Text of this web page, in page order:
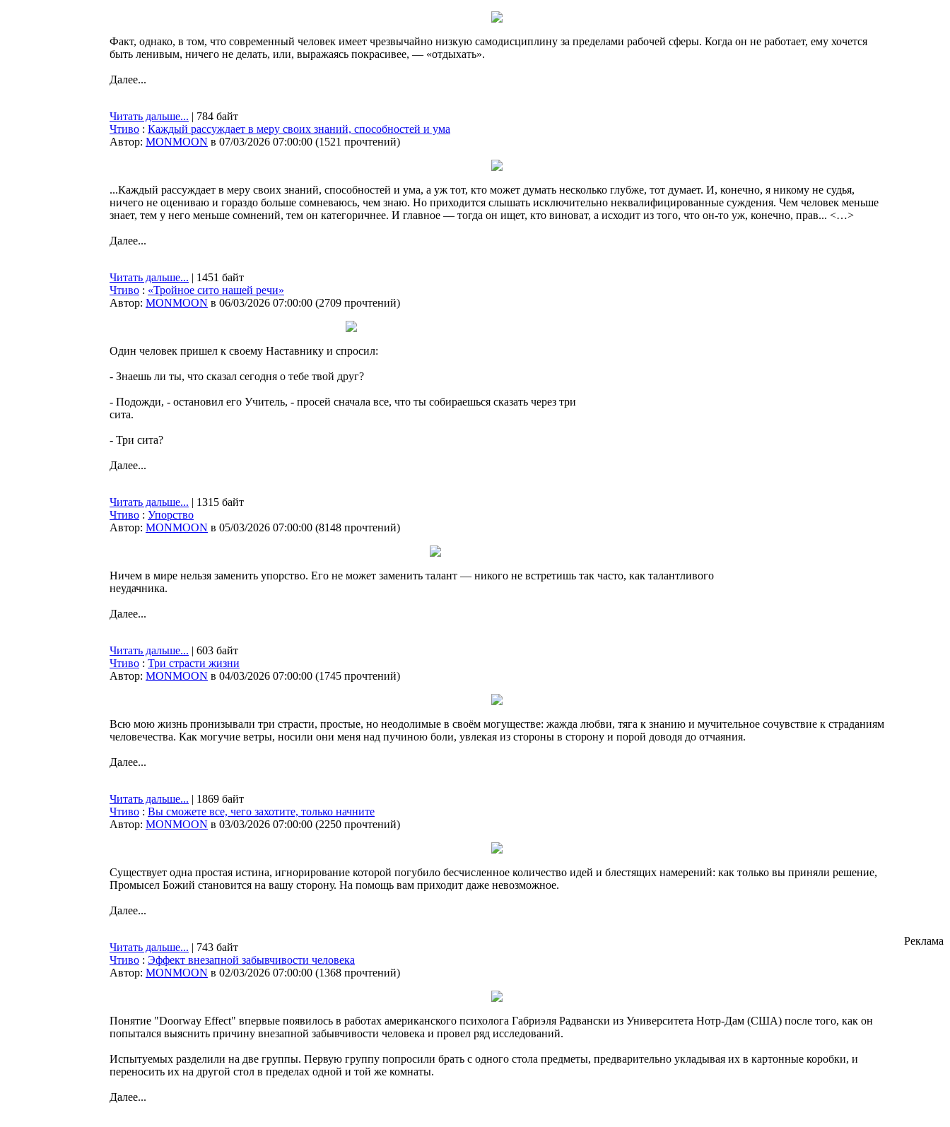
Факт, однако, в том, что современный человек имеет чрезвычайно низкую самодисциплину за пределами рабочей сферы. Когда он не работает, ему хочется
быть ленивым, ничего не делать, или, выражаясь покрасивее, — «отдыхать».
Далее...
Читать дальше... | 784 байт
Чтиво : Каждый рассуждает в меру своих знаний, способностей и ума
Автор: MONMOON в 07/03/2026 07:00:00 (1521 прочтений)
...Каждый рассуждает в меру своих знаний, способностей и ума, а уж тот, кто может думать несколько глубже, тот думает. И, конечно, я никому не судья,
ничего не оцениваю и гораздо больше сомневаюсь, чем знаю. Но приходится слышать исключительно неквалифицированные суждения. Чем человек меньше
знает, тем у него меньше сомнений, тем он категоричнее. И главное — тогда он ищет, кто виноват, а исходит из того, что он-то уж, конечно, прав... <…>
Далее...
Читать дальше... | 1451 байт
Чтиво : «Тройное сито нашей речи»
Автор: MONMOON в 06/03/2026 07:00:00 (2709 прочтений)
Один человек пришел к своему Наставнику и спросил:
- Знаешь ли ты, что сказал сегодня о тебе твой друг?
- Подожди, - остановил его Учитель, - просей сначала все, что ты собираешься сказать через три
сита.
- Три сита?
Далее...
Читать дальше... | 1315 байт
Чтиво : Упорство
Автор: MONMOON в 05/03/2026 07:00:00 (8148 прочтений)
Ничем в мире нельзя заменить упорство. Его не может заменить талант — никого не встретишь так часто, как талантливого
неудачника.
Далее...
Читать дальше... | 603 байт
Чтиво : Три страсти жизни
Автор: MONMOON в 04/03/2026 07:00:00 (1745 прочтений)
Всю мою жизнь пронизывали три страсти, простые, но неодолимые в своём могуществе: жажда любви, тяга к знанию и мучительное сочувствие к страданиям
человечества. Как могучие ветры, носили они меня над пучиною боли, увлекая из стороны в сторону и порой доводя до отчаяния.
Далее...
Читать дальше... | 1869 байт
Чтиво : Вы сможете все, чего захотите, только начните
Автор: MONMOON в 03/03/2026 07:00:00 (2250 прочтений)
Существует одна простая истина, игнорирование которой погубило бесчисленное количество идей и блестящих намерений: как только вы приняли решение,
Промысел Божий становится на вашу сторону. На помощь вам приходит даже невозможное.
Далее...
Читать дальше... | 743 байт
Чтиво : Эффект внезапной забывчивости человека
Автор: MONMOON в 02/03/2026 07:00:00 (1368 прочтений)
Понятие "Doorway Effect" впервые появилось в работах американского психолога Габриэля Радвански из Университета Нотр-Дам (США) после того, как он
попытался выяснить причину внезапной забывчивости человека и провел ряд исследований.
Испытуемых разделили на две группы. Первую группу попросили брать с одного стола предметы, предварительно укладывая их в картонные коробки, и
переносить их на другой стол в пределах одной и той же комнаты.
Далее...
Реклама